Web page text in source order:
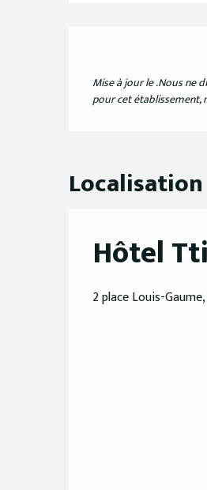
Mise à jour le.Nous ne
pour cet établissement,
Localisation
Hôtel
2 place Louis-